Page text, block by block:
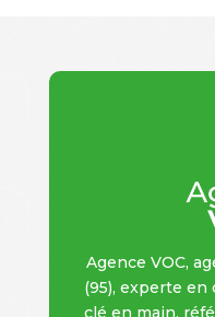
Agence VOC,
(95), experte
clé en main,